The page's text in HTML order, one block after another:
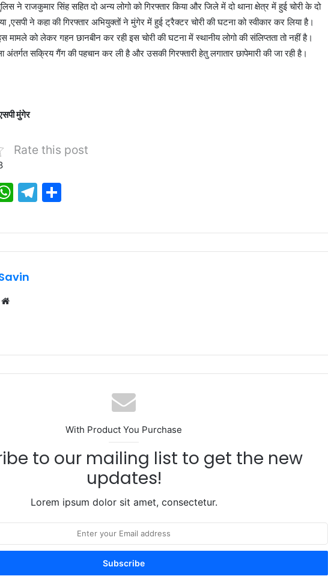
ने राजकुमार सिंह सहित दो अन्य लोगो को गिरफ्तार किया और जिले में दो थाना क्षेत्र में हुई चोरी के दो
,एसपी ने कहा की गिरफ्तार अभियुक्तों ने मुंगेर में हुई ट्रैक्टर चोरी की घटना को स्वीकार कर लिया है।
मामले को लेकर गहन छानबीन कर रही इस चोरी की घटना में स्थानीय लोगो की संलिप्तता तो नहीं है।
अंतर्गत सक्रिय गैंग की पहचान कर ली है और उसकी गिरफ्तारी हेतु लगातार छापेमारी की जा रही है।
मुंगेर
Rate this post
W
at
s
A
p
T
e
g
ar
e
With Product You Purchase
to our mailing list to get the new
updates!
Lorem ipsum dolor sit amet, consectetur.